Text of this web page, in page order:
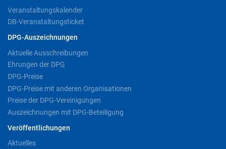
Veranstaltungskalender
DB-Veranstaltungsticket
DPG-Auszeichnungen
Aktuelle Ausschreibungen
Ehrungen der DPG
DPG-Preise
DPG-Preise mit anderen Organisationen
Preise der DPG-Vereinigungen
Auszeichnungen mit DPG-Beteiligung
Veröffentlichungen
Aktuelles